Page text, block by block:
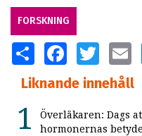
FORSKNING
SHARE FACEBOOKTWITTER
Liknande innehåll
Överläkaren: Dags
hormonernas